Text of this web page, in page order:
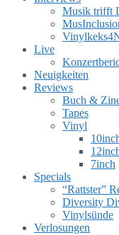
Musik trifft
Live
Neuigkeiten
Reviews
Buch &
Tapes
Vinyl
7inch
Specials
“Rattster”
Diversity
Vinylsünde
Verlosungen